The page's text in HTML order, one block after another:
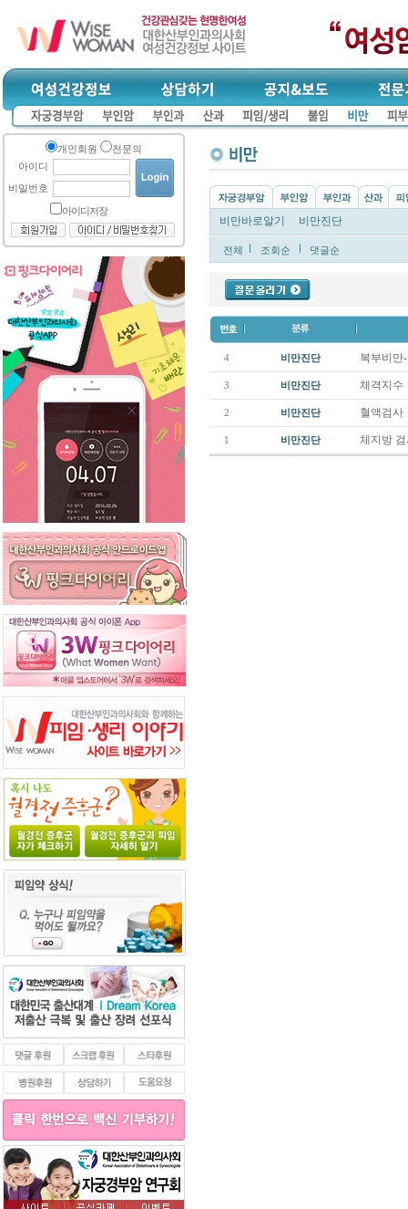
개인회원
전문의
아이디
비밀번호
아이디저장
비만바로알기 비만진단
전체 조회순 댓글순
4 비만진단 복부비만
3 비만진단 체격지수
2 비만진단 혈액검사
1 비만진단 체지방